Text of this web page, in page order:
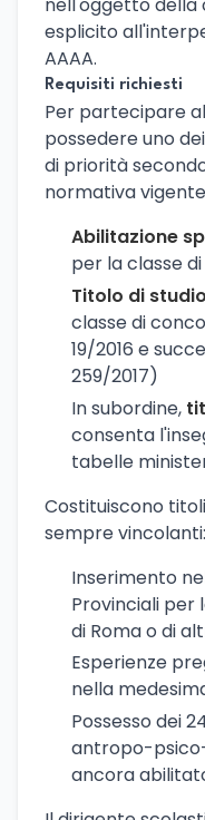
esplicito
AAAA.
Requisiti richiesti
Per partecipare
possedere uno
di priorità
normativa
Abilitazione
per la classe
Titolo di
classe di
19/2016 e
259/2017)
In subordine,
consenta
tabelle
Costituiscono
sempre vincolanti:
Inserimento
Provinciali per
di Roma o di
Esperienze
nella
Possesso dei
antropo-
ancora